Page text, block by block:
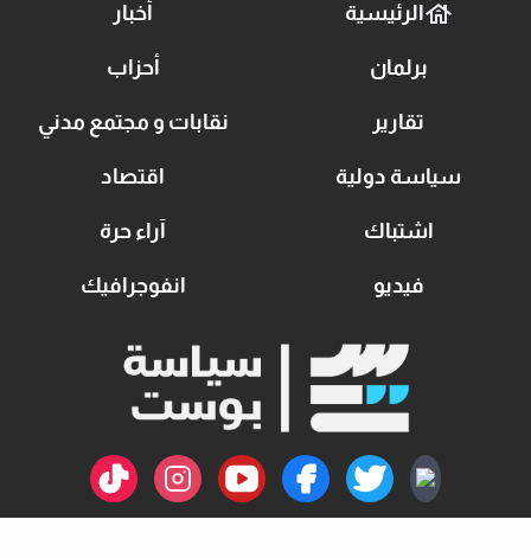
الرئيسية أخبار
برلمان أحزاب
تقارير نقابات و مجتمع مدني
سياسة دولية اقتصاد
اشتباك آراء حرة
فيديو انفوجرافيك